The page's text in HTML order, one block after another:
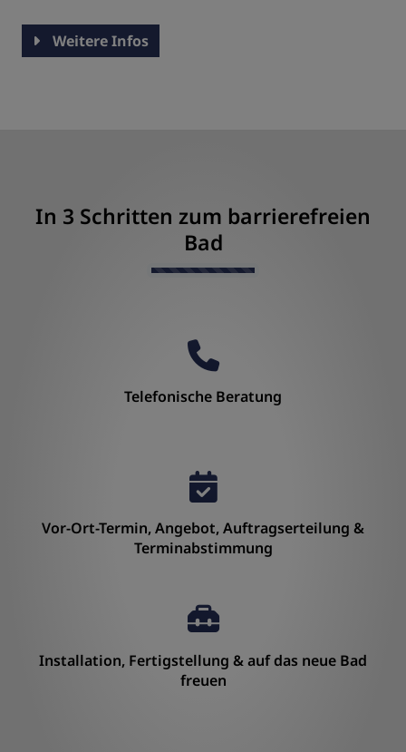
Weitere Infos
In 3 Schritten zum barrierefreien
Bad
Telefonische Beratung
Vor-Ort-Termin, Angebot, Auftragserteilung &
Terminabstimmung
Installation, Fertigstellung & auf das neue Bad
freuen